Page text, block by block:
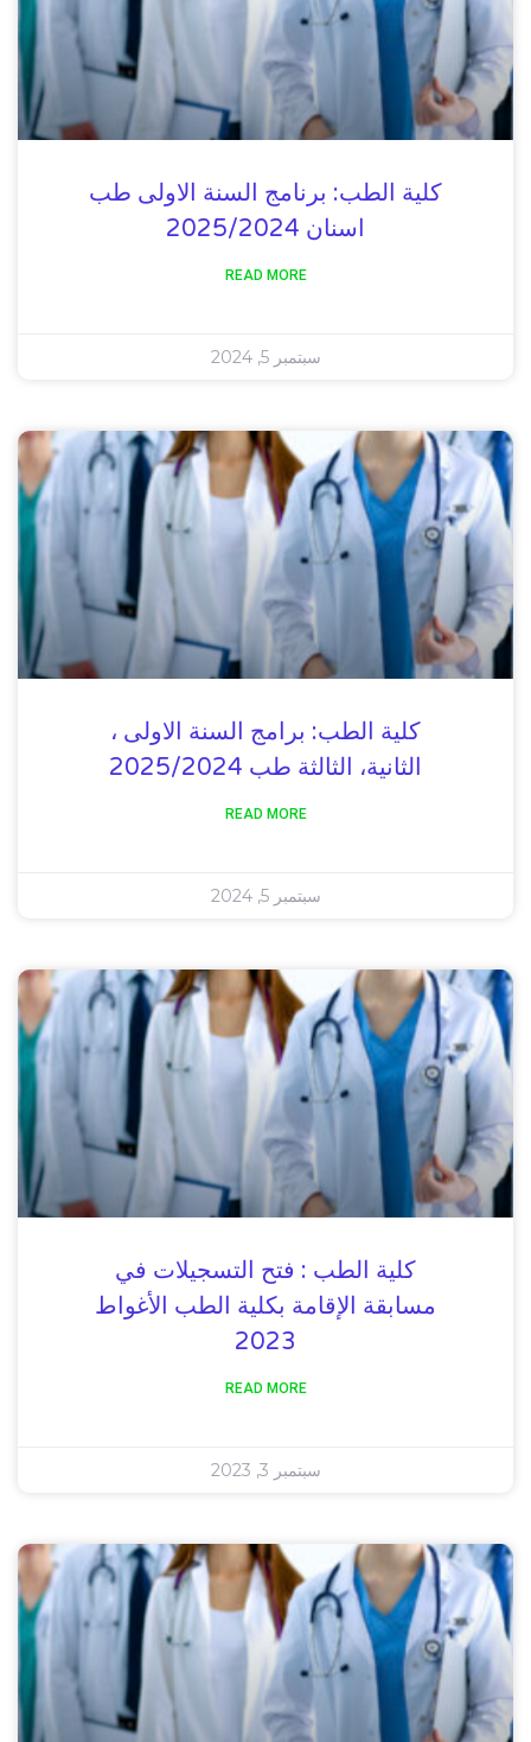
كلية الطب: برنامج السنة الاولى طب
اسنان 2025/2024
READ MORE
سبتمبر 5, 2024
كلية الطب: برامج السنة الاولى ،
الثانية، الثالثة طب 2025/2024
READ MORE
سبتمبر 5, 2024
كلية الطب : فتح التسجيلات في
مسابقة الإقامة بكلية الطب الأغواط
2023
READ MORE
سبتمبر 3, 2023